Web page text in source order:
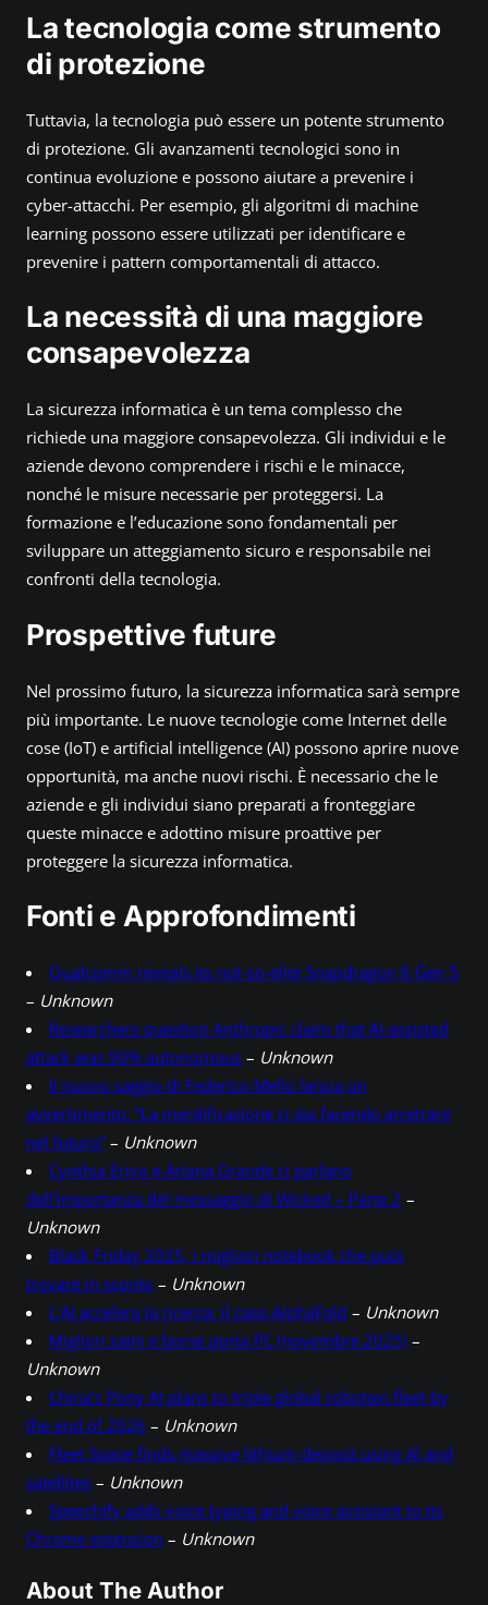
t
v
F
La tecnologia come strumento
di protezione
Tuttavia, la tecnologia può essere un potente strumento
di protezione. Gli avanzamenti tecnologici sono in
continua evoluzione e possono aiutare a prevenire i
cyber-attacchi. Per esempio, gli algoritmi di machine
learning possono essere utilizzati per identificare e
prevenire i pattern comportamentali di attacco.
La necessità di una maggiore
consapevolezza
La sicurezza informatica è un tema complesso che
richiede una maggiore consapevolezza. Gli individui e le
aziende devono comprendere i rischi e le minacce,
nonché le misure necessarie per proteggersi. La
formazione e l’educazione sono fondamentali per
sviluppare un atteggiamento sicuro e responsabile nei
confronti della tecnologia.
Prospettive future
Nel prossimo futuro, la sicurezza informatica sarà sempre
più importante. Le nuove tecnologie come Internet delle
cose (IoT) e artificial intelligence (AI) possono aprire nuove
opportunità, ma anche nuovi rischi. È necessario che le
aziende e gli individui siano preparati a fronteggiare
queste minacce e adottino misure proattive per
proteggere la sicurezza informatica.
Fonti e Approfondimenti
Qualcomm reveals its not-so-elite Snapdragon 8 Gen 5
– Unknown
Researchers question Anthropic claim that AI-assisted
attack was 90% autonomous – Unknown
Il nuovo saggio di Federico Mello lancia un
avvertimento: “La merdificazione ci sta facendo arretrare
nel futuro” – Unknown
Cynthia Erivo e Ariana Grande ci parlano
dell’importanza del messaggio di Wicked – Parte 2 –
Unknown
Black Friday 2025, i migliori notebook che puoi
trovare in sconto – Unknown
L’AI accelera la ricerca: il caso AlphaFold – Unknown
Migliori zaini e borse porta PC (novembre 2025) –
Unknown
China’s Pony AI plans to triple global robotaxi fleet by
the end of 2026 – Unknown
Fleet Space finds massive lithium deposit using AI and
satellites – Unknown
Speechify adds voice typing and voice assistant to its
Chrome extension – Unknown
About The Author